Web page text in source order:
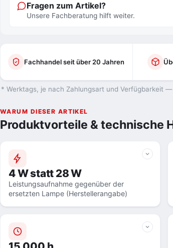
Fragen zum Artikel?
Unsere Fachberatung hilft weiter.
Fachhandel seit über 20 Jahren
* Werktags, je nach Zahlungsart und Verfügbarkeit
WARUM DIESER ARTIKEL
Produktvorteile & technische
4 W statt 28 W
Leistungsaufnahme gegenüber der
ersetzten Lampe (Herstellerangabe)